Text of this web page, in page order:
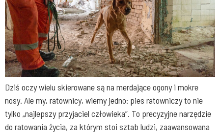
Dziś oczy wielu skierowane są na merdające ogony i mokre
nosy. Ale my, ratownicy, wiemy jedno: pies ratowniczy to nie
tylko „najlepszy przyjaciel człowieka”. To precyzyjne narzędzie
do ratowania życia, za którym stoi sztab ludzi, zaawansowana